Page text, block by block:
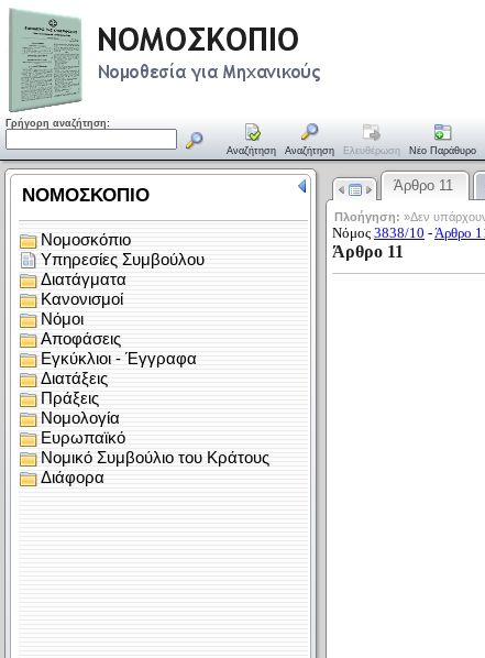
Γρήγορη αναζήτηση:
Αναζήτηση Αναζήτηση Ελευθέρωση Νέο Παράθυρο
Άρθρο 11